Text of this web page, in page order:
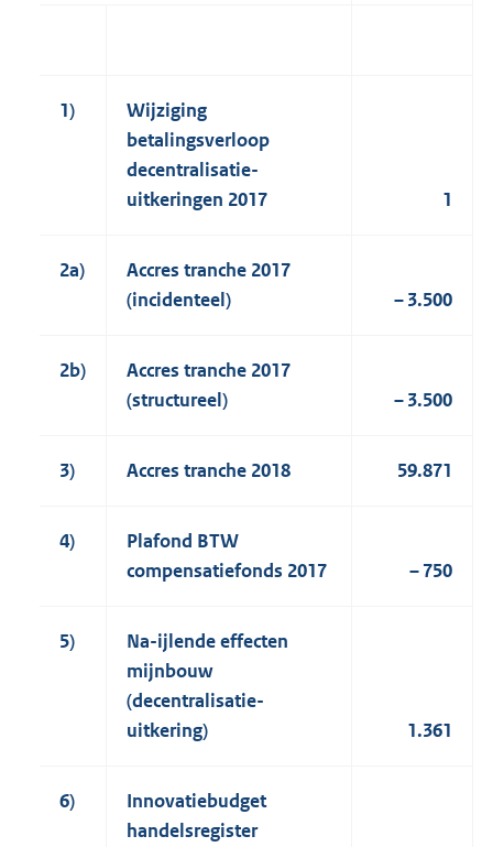
1)
Wijziging
betalingsverloop
decentralisatie-
uitkeringen 2017
1
2a)
Accres tranche 2017
(incidenteel)
– 3.500
2b)
Accres tranche 2017
(structureel)
– 3.500
3) Accres tranche 2018 59.871
4)
Plafond BTW
compensatiefonds 2017
– 750
5)
Na-ijlende effecten
mijnbouw
(decentralisatie-
uitkering)
1.361
6)
Innovatiebudget
handelsregister